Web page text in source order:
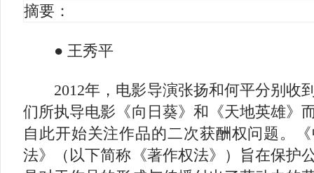
摘要：
● 王秀平
2012年，电影导演张扬和何平分别收
们所执导电影《向日葵》和《天地英雄》
自此开始关注作品的二次获酬权问题。
法》（以下简称《著作权法》）旨在保护